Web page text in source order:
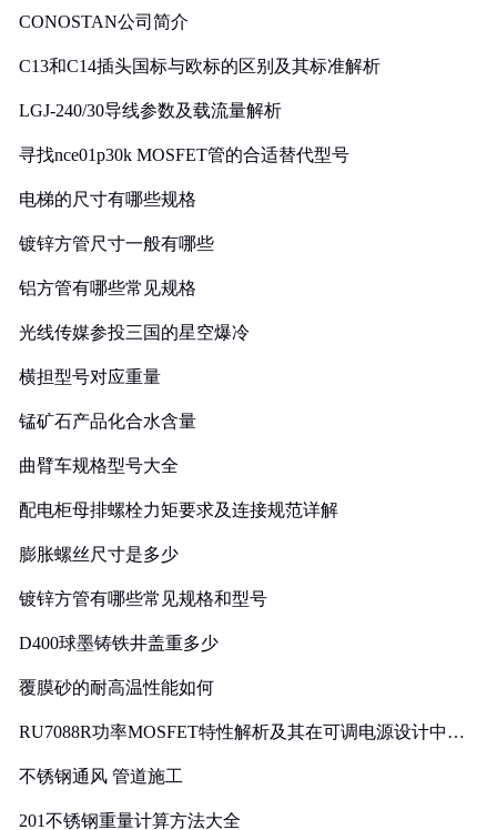
CONOSTAN公司简介
C13和C14插头国标与欧标的区别及其标准解析
LGJ-240/30导线参数及载流量解析
寻找nce01p30k MOSFET管的合适替代型号
电梯的尺寸有哪些规格
镀锌方管尺寸一般有哪些
铝方管有哪些常见规格
光线传媒参投三国的星空爆冷
横担型号对应重量
锰矿石产品化合水含量
曲臂车规格型号大全
配电柜母排螺栓力矩要求及连接规范详解
膨胀螺丝尺寸是多少
镀锌方管有哪些常见规格和型号
D400球墨铸铁井盖重多少
覆膜砂的耐高温性能如何
RU7088R功率MOSFET特性解析及其在可调电源设计中的
不锈钢通风 管道施工
201不锈钢重量计算方法大全